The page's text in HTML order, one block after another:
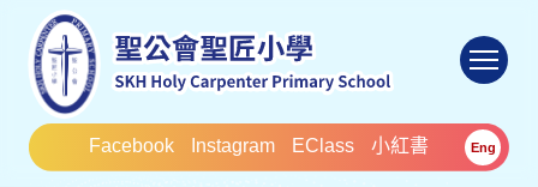
Facebook Instagram EClass 小紅書 Eng